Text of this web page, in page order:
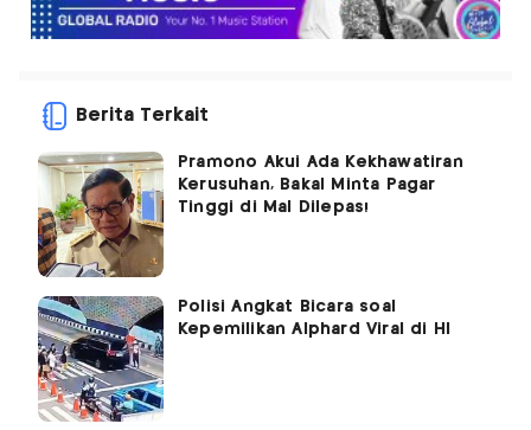
Berita Terkait
Pramono Akui Ada Kekhawatiran
Kerusuhan, Bakal Minta Pagar
Tinggi di Mal Dilepas!
Polisi Angkat Bicara soal
Kepemilikan Alphard Viral di HI